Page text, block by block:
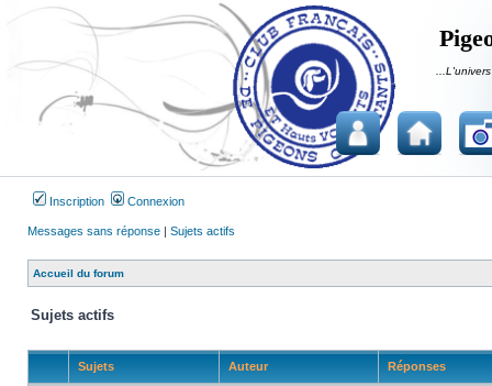
Inscription Connexion
Messages sans réponse | Sujets actifs
Accueil du forum
Sujets actifs
Sujets Auteur Réponses